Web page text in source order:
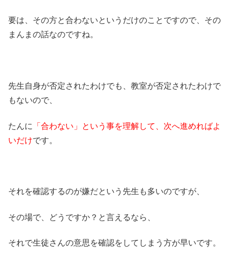
要は、その方と合わないというだけのことですので、その
まんまの話なのですね。
先生自身が否定されたわけでも、教室が否定されたわけで
もないので、
たんに
「合わない」という事を理解して、次へ進めればよ
いだけです。
それを確認するのが嫌だという先生も多いのですが、
その場で、どうですか？と言えるなら、
それで生徒さんの意思を確認をしてしまう方が早いです。